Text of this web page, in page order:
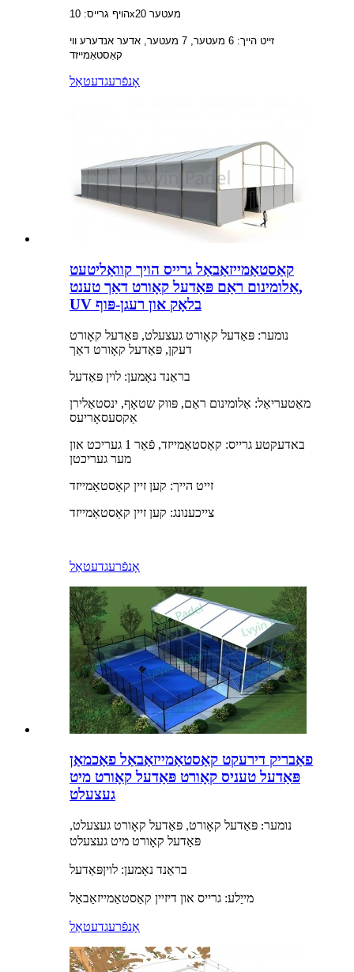
הויף גרייס: 10x20 מעטער
זייט הייך: 6 מעטער, 7 מעטער, אדער אנדערע ווי
קאַסטאַמייזד
אָנפֿרעגדעטאַל
קאַסטאַמייזאַבאַל גרייס הויך קוואַליטעט
אַלומינום ראַם פּאַדעל קאָורט דאַך טענט,
UV בלאָק און רעגן-פּוף
נומער: פּאַדעל קאָורט געצעלט, פּאַדעל קאָורט
דעקן, פּאַדעל קאָורט דאַך
בראַנד נאָמען: לוין פּאַדעל
מאַטעריאַל: אַלומינום ראַם, פּווק שטאָף, ינסטאַלירן
אַקסעסאָריעס
באדעקטע גרייס: קאַסטאַמייזד, פֿאַר 1 געריכט און
מער געריכטן
זייט הייך: קען זיין קאַסטאַמייזד
צייכענונג: קען זיין קאַסטאַמייזד
אָנפֿרעגדעטאַל
פאַבריק דירעקט קאַסטאַמייזאַבאַל פאַכמאַן
פּאַדעל טעניס קאָורט פּאַדעל קאָורט מיט
געצעלט
נומער: פּאַדעל קאָורט, פּאַדעל קאָורט געצעלט,
פּאַדעל קאָורט מיט געצעלט
בראַנד נאָמען: לויןפּאַדעל
מייַלע: גרייס און דיזיין קאַסטאַמייזאַבאַל
אָנפֿרעגדעטאַל